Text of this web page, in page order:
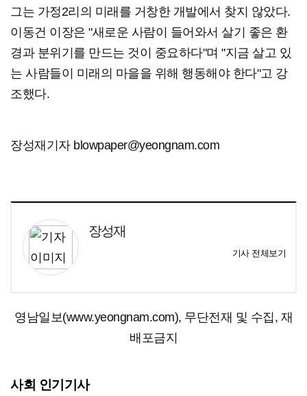
그는 가정2리의 미래를 거창한 개발에서 찾지 않았다.
이동건 이장은 "새로운 사람이 들어와서 살기 좋은 환
경과 분위기를 만드는 것이 중요하다"며 "지금 살고 있
는 사람들이 미래의 마을을 위해 행동해야 한다"고 강
조했다.
장성재기자 blowpaper@yeongnam.com
장성재
기사 전체보기
영남일보(www.yeongnam.com), 무단전재 및 수집, 재
배포금지
사회 인기기사